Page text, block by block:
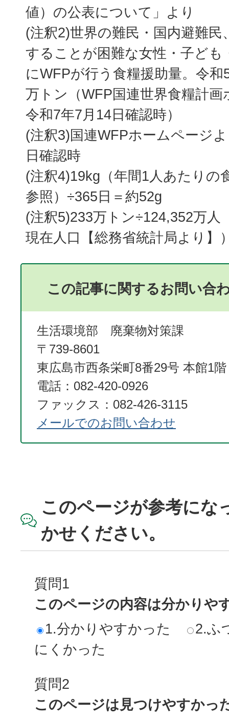
値）の公表について」より
(注釈2)世界の難民・国内避難民
することが困難な女性・子ども
にWFPが行う食糧援助量。令
万トン（WFP国連世界食糧計
令和7年7月14日確認時）
(注釈3)国連WFPホームページ
日確認時
(注釈4)19kg（年間1人あたりの
参照）÷365日＝約52g
(注釈5)233万トン÷124,352万人
現在人口【総務省統計局より】
この記事に関するお問い合
生活環境部 廃棄物対策課
〒739-8601
東広島市西条栄町8番29号 本館1階
電話：082-420-0926
ファックス：082-426-3115
メールでのお問い合わせ
このページが参考にな
かせください。
質問1
このページの内容は分かりや
1.分かりやすかった
2.ふ
にくかった
質問2
このページは見つけやすかっ